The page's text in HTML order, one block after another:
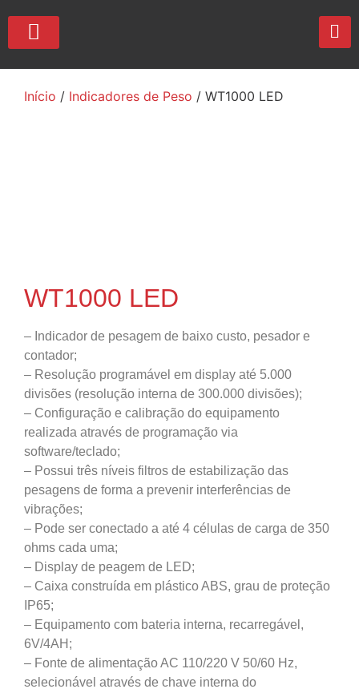
Início / Indicadores de Peso / WT1000 LED
WT1000 LED
– Indicador de pesagem de baixo custo, pesador e
contador;
– Resolução programável em display até 5.000
divisões (resolução interna de 300.000 divisões);
– Configuração e calibração do equipamento
realizada através de programação via
software/teclado;
– Possui três níveis filtros de estabilização das
pesagens de forma a prevenir interferências de
vibrações;
– Pode ser conectado a até 4 células de carga de 350
ohms cada uma;
– Display de peagem de LED;
– Caixa construída em plástico ABS, grau de proteção
IP65;
– Equipamento com bateria interna, recarregável,
6V/4AH;
– Fonte de alimentação AC 110/220 V 50/60 Hz,
selecionável através de chave interna do